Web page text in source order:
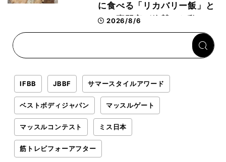
に食べる「リカバリー飯」と
は？専門家が絶賛した鶏レバ
ー活用法
2026/8/6
IFBB JBBF サマースタイルアワード
ベストボディジャパン マッスルゲート
マッスルコンテスト ミス日本
筋トレビフォーアフター